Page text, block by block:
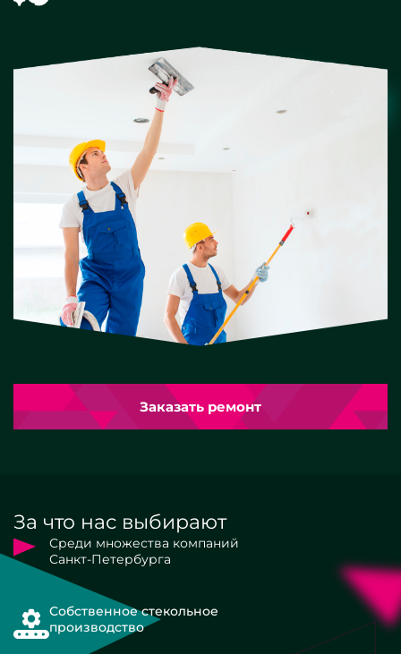
Заказать ремонт
За что нас выбирают
Среди множества компаний
Санкт-Петербурга
Собственное стекольное
производство